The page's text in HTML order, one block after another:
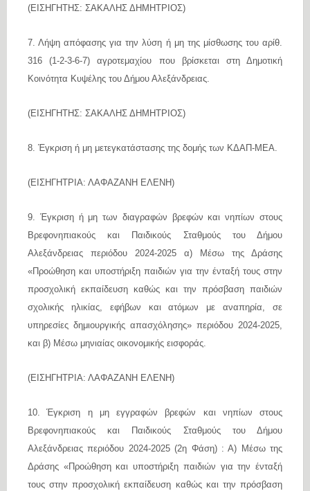
(ΕΙΣΗΓΗΤΗΣ: ΣΑΚΑΛΗΣ ΔΗΜΗΤΡΙΟΣ)
7. Λήψη απόφασης για την λύση ή μη της μίσθωσης του αρίθ.
316 (1-2-3-6-7) αγροτεμαχίου που βρίσκεται στη Δημοτική
Κοινότητα Κυψέλης του Δήμου Αλεξάνδρειας.
(ΕΙΣΗΓΗΤΗΣ: ΣΑΚΑΛΗΣ ΔΗΜΗΤΡΙΟΣ)
8. Έγκριση ή μη μετεγκατάστασης της δομής των ΚΔΑΠ-ΜΕΑ.
(ΕΙΣΗΓΗΤΡΙΑ: ΛΑΦΑΖΑΝΗ ΕΛΕΝΗ)
9. Έγκριση ή μη των διαγραφών βρεφών και νηπίων στους
Βρεφονηπιακούς και Παιδικούς Σταθμούς του Δήμου
Αλεξάνδρειας περιόδου 2024-2025 α) Μέσω της Δράσης
«Προώθηση και υποστήριξη παιδιών για την ένταξή τους στην
προσχολική εκπαίδευση καθώς και την πρόσβαση παιδιών
σχολικής ηλικίας, εφήβων και ατόμων με αναπηρία, σε
υπηρεσίες δημιουργικής απασχόλησης» περιόδου 2024-2025,
και β) Μέσω μηνιαίας οικονομικής εισφοράς.
(ΕΙΣΗΓΗΤΡΙΑ: ΛΑΦΑΖΑΝΗ ΕΛΕΝΗ)
10.
Έγκριση η μη εγγραφών βρεφών και νηπίων στους
Βρεφονηπιακούς και Παιδικούς Σταθμούς του Δήμου
Αλεξάνδρειας περιόδου 2024-2025 (2η Φάση) : Α) Μέσω της
Δράσης «Προώθηση και υποστήριξη παιδιών για την ένταξή
τους στην προσχολική εκπαίδευση καθώς και την πρόσβαση